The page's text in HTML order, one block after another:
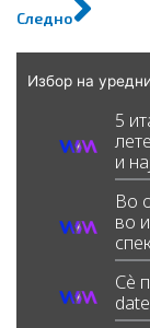
Следно
Избор на
5
и
Во
во
Сè